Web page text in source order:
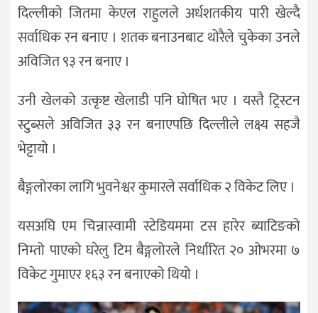
दिल्लीको जितमा केएल राहुलले अर्धशतकीय पारी खेल्दै
सर्वाधिक रन बनाए । शतक बनाउनबाट थोरैले चुकेका उनले
अविजित ९३ रन बनाए ।
उनी खेलको उत्कृष्ट खेलाडी पनि घोषित भए । यस्तै ट्रिस्टन
स्टुब्सले अविजित ३३ रन बनाएपछि दिल्लीले लक्ष्य सहजै
भेट्टायो ।
बैङ्गलोरका लागि भुवनेश्वर कुमारले सर्वाधिक २ विकेट लिए ।
यसअघि एम चिन्नास्वामी स्टेडियममा टस हारेर ब्याटिङको
निम्तो पाएको घरेलु टिम बैङ्गलोरले निर्धारित २० ओभरमा ७
विकेट गुमाएर १६३ रन बनाएको थियो ।